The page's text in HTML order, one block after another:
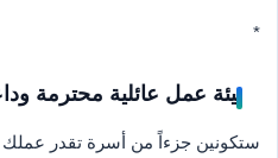
*
بيئة عمل عائلية محترمة
ستكونين جزءاً من أسرة تقدر